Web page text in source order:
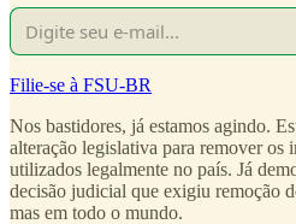
Filie-se à FSU-BR
Nos bastidores, já estamos agindo.
alteração legislativa para remover os
utilizados legalmente no país. Já
decisão judicial que exigiu remoção
mas em todo o mundo.